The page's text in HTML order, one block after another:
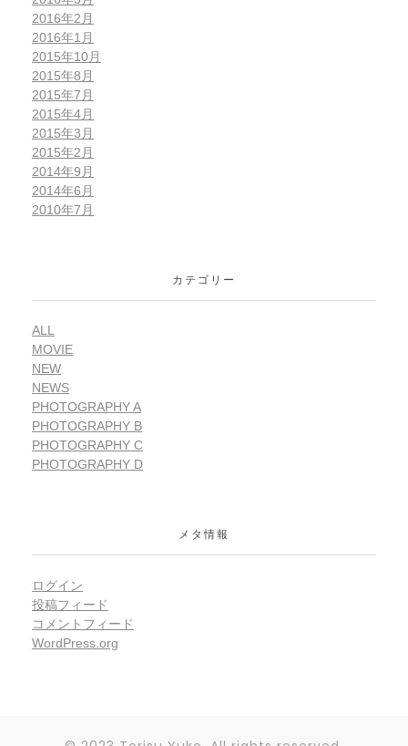
2016年2月
2016年1月
2015年10月
2015年8月
2015年7月
2015年4月
2015年3月
2015年2月
2014年9月
2014年6月
2010年7月
カテゴリー
ALL
MOVIE
NEW
NEWS
PHOTOGRAPHY A
PHOTOGRAPHY B
PHOTOGRAPHY C
PHOTOGRAPHY D
メタ情報
ログイン
投稿フィード
コメントフィード
WordPress.org